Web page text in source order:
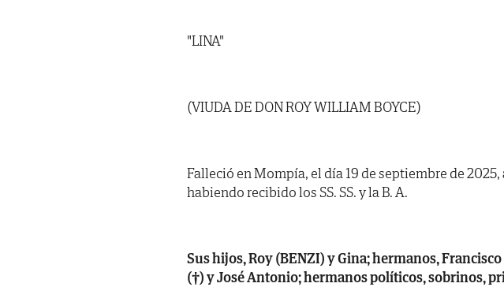
"LINA"
(VIUDA DE DON ROY WILLIAM BOYCE)
Falleció en Mompía, el día 19 de septiembre de 2025,
habiendo recibido los SS. SS. y la B. A.
Sus hijos, Roy (BENZI) y Gina; hermanos,
(†) y José Antonio; hermanos políticos, sobrinos,